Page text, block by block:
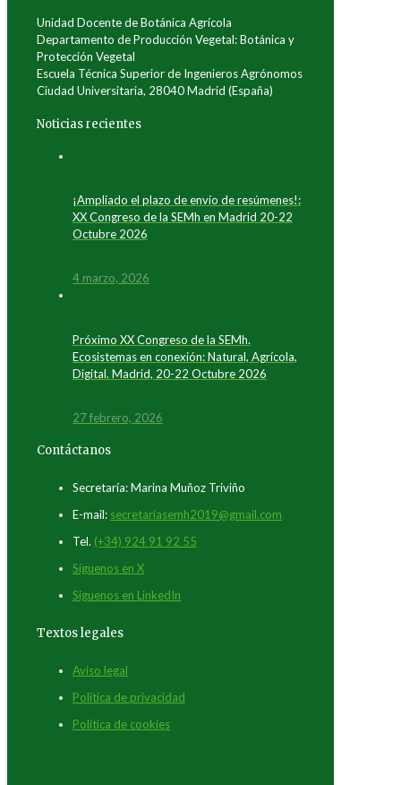
Unidad Docente de Botánica Agrícola
Departamento de Producción Vegetal: Botánica y
Protección Vegetal
Escuela Técnica Superior de Ingenieros Agrónomos
Ciudad Universitaria, 28040 Madrid (España)
Noticias recientes
¡Ampliado el plazo de envío de resúmenes!:
XX Congreso de la SEMh en Madrid 20-22
Octubre 2026
4 marzo, 2026
Próximo XX Congreso de la SEMh.
Ecosistemas en conexión: Natural, Agrícola,
Digital. Madrid, 20-22 Octubre 2026
27 febrero, 2026
Contáctanos
Secretaría: Marina Muñoz Triviño
E-mail: secretariasemh2019@gmail.com
Tel. (+34) 924 91 92 55
Síguenos en X
Síguenos en LinkedIn
Textos legales
Aviso legal
Política de privacidad
Política de cookies